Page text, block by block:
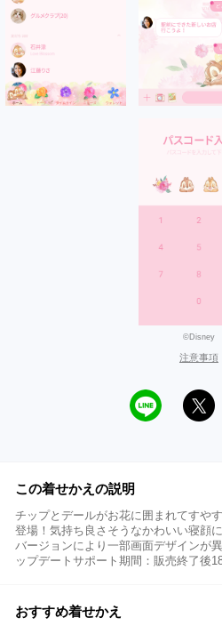
©Disney
注意事項
この着せかえの説明
チップとデールがお花に囲まれてすや
登場！気持ち良さそうなかわいい寝顔
バージョンにより一部画面デザインが
ップデートサポート期間：販売終了後
おすすめ着せかえ